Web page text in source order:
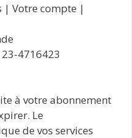
| Votre compte |
4716423
à votre abonnement
Le
de vos services